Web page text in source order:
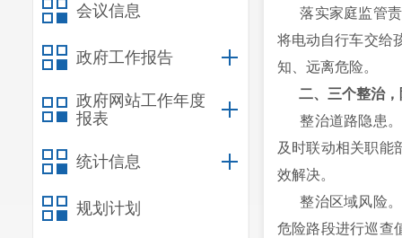
会议信息
政府工作报告
政府网站工作年度
报表
统计信息
规划计划
落实家庭监管责
将电动自行车交给
知、远离危险。
二、三个整治
整治道路隐患。
及时联动相关职能
效解决。
整治区域风险。
危险路段进行巡查